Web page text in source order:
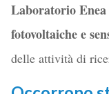
Laboratorio
fotovoltaiche e
delle attività di